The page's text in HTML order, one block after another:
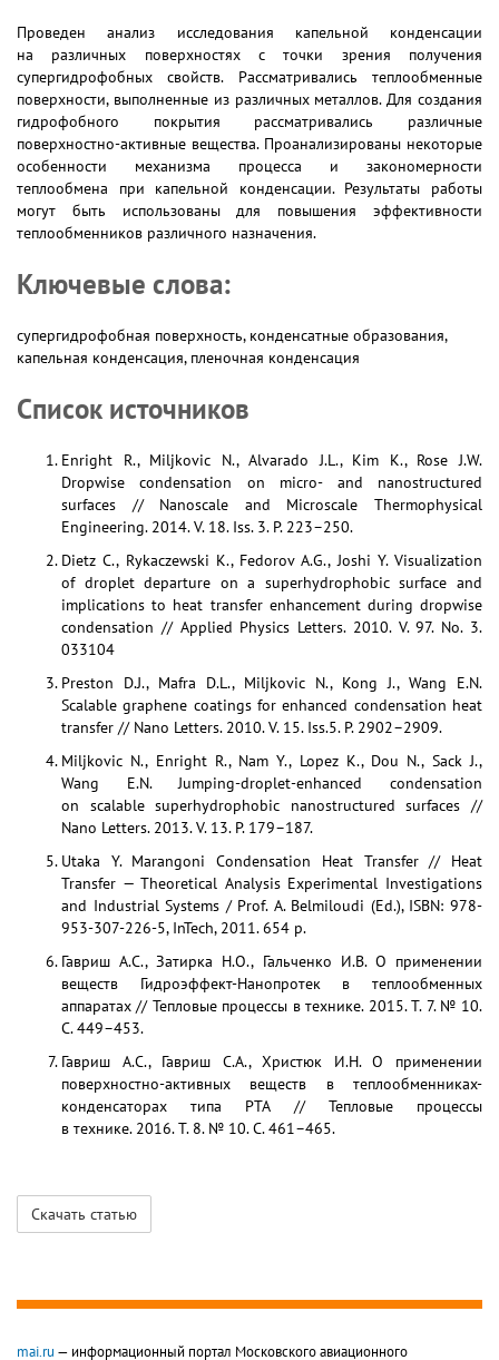
Проведен анализ исследования капельной конденсации
на различных поверхностях с точки зрения получения
супергидрофобных свойств. Рассматривались теплообменные
поверхности, выполненные из различных металлов. Для создания
гидрофобного покрытия рассматривались различные
поверхностно-активные вещества. Проанализированы некоторые
особенности механизма процесса и закономерности
теплообмена при капельной конденсации. Результаты работы
могут быть использованы для повышения эффективности
теплообменников различного назначения.
Ключевые слова:
супергидрофобная поверхность, конденсатные образования,
капельная конденсация, пленочная конденсация
Список источников
Enright R., Miljkovic N., Alvarado J.L., Kim K., Rose J.W.
Dropwise condensation on micro- and nanostructured
surfaces // Nanoscale and Microscale Thermophysical
Engineering. 2014. V. 18. Iss. 3. P. 223–250.
Dietz C., Rykaczewski K., Fedorov A.G., Joshi Y. Visualization
of droplet departure on a superhydrophobic surface and
implications to heat transfer enhancement during dropwise
condensation // Applied Physics Letters. 2010. V. 97. No. 3.
033104
Preston D.J., Mafra D.L., Miljkovic N., Kong J., Wang E.N.
Scalable graphene coatings for enhanced condensation heat
transfer // Nano Letters. 2010. V. 15. Iss.5. P. 2902–2909.
Miljkovic N., Enright R., Nam Y., Lopez K., Dou N., Sack J.,
Wang E.N. Jumping-droplet-enhanced condensation
on scalable superhydrophobic nanostructured surfaces //
Nano Letters. 2013. V. 13. P. 179–187.
Utaka Y. Marangoni Condensation Heat Transfer // Heat
Transfer — Theoretical Analysis Experimental Investigations
and Industrial Systems / Prof. A. Belmiloudi (Ed.), ISBN: 978-
953-307-226-5, InTech, 2011. 654 p.
Гавриш А.С., Затирка Н.О., Гальченко И.В. О применении
веществ Гидроэффект-Нанопротек в теплообменных
аппаратах // Тепловые процессы в технике. 2015. Т. 7. № 10.
С. 449–453.
Гавриш А.С., Гавриш С.А., Христюк И.Н. О применении
поверхностно-активных веществ в теплообменниках-
конденсаторах типа РТА // Тепловые процессы
в технике. 2016. Т. 8. № 10. С. 461–465.
Скачать статью
mai.ru — информационный портал Московского авиационного